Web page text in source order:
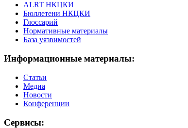
ALRT НКЦКИ
Бюллетени НКЦКИ
Глоссарий
Нормативные материалы
База уязвимостей
Информационные материалы:
Статьи
Медиа
Новости
Конференции
Сервисы: